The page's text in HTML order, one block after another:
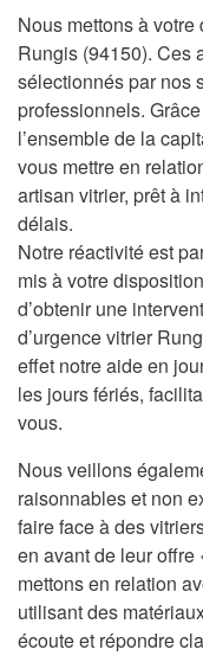
Nous mettons à
Rungis (94150). Ces
sélectionnés par nos
professionnels.
l’ensemble de la
vous mettre en
artisan vitrier, prêt à
délais.
Notre réactivité est
mis à votre
d’obtenir une
d’urgence vitrier
effet notre aide en
les jours fériés,
vous.
Nous veillons
raisonnables et non
faire face à des
en avant de leur
mettons en relation
utilisant des
écoute et répondre